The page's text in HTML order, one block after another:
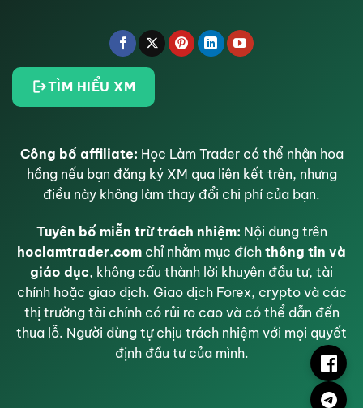
TÌM HIỂU XM
Công bố affiliate: Học Làm Trader có thể nhận hoa
hồng nếu bạn đăng ký XM qua liên kết trên, nhưng
điều này không làm thay đổi chi phí của bạn.
Tuyên bố miễn trừ trách nhiệm: Nội dung trên
hoclamtrader.com chỉ nhằm mục đích thông tin và
giáo dục, không cấu thành lời khuyên đầu tư, tài
chính hoặc giao dịch. Giao dịch Forex, crypto và các
thị trường tài chính có rủi ro cao và có thể dẫn đến
thua lỗ. Người dùng tự chịu trách nhiệm với mọi quyết
định đầu tư của mình.